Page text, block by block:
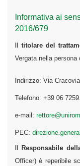
Informativa ai
2016/679
titolare del
Vergata nella
Indirizzo: Via
Telefono: +39 06
e-mail:
PEC:
Responsabile
Officer) è reperibile